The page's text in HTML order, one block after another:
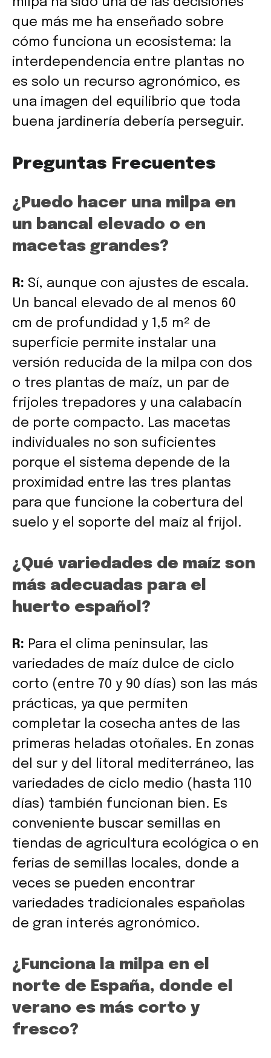
que más me ha enseñado sobre
cómo funciona un ecosistema: la
interdependencia entre plantas no
es solo un recurso agronómico, es
una imagen del equilibrio que toda
buena jardinería debería perseguir.
Preguntas Frecuentes
¿Puedo hacer una milpa en
un bancal elevado o en
macetas grandes?
R: Sí, aunque con ajustes de escala.
Un bancal elevado de al menos 60
cm de profundidad y 1,5 m² de
superficie permite instalar una
versión reducida de la milpa con dos
o tres plantas de maíz, un par de
frijoles trepadores y una calabacín
de porte compacto. Las macetas
individuales no son suficientes
porque el sistema depende de la
proximidad entre las tres plantas
para que funcione la cobertura del
suelo y el soporte del maíz al frijol.
¿Qué variedades de maíz son
más adecuadas para el
huerto español?
R: Para el clima peninsular, las
variedades de maíz dulce de ciclo
corto (entre 70 y 90 días) son las más
prácticas, ya que permiten
completar la cosecha antes de las
primeras heladas otoñales. En zonas
del sur y del litoral mediterráneo, las
variedades de ciclo medio (hasta 110
días) también funcionan bien. Es
conveniente buscar semillas en
tiendas de agricultura ecológica o en
ferias de semillas locales, donde a
veces se pueden encontrar
variedades tradicionales españolas
de gran interés agronómico.
¿Funciona la milpa en el
norte de España, donde el
verano es más corto y
fresco?